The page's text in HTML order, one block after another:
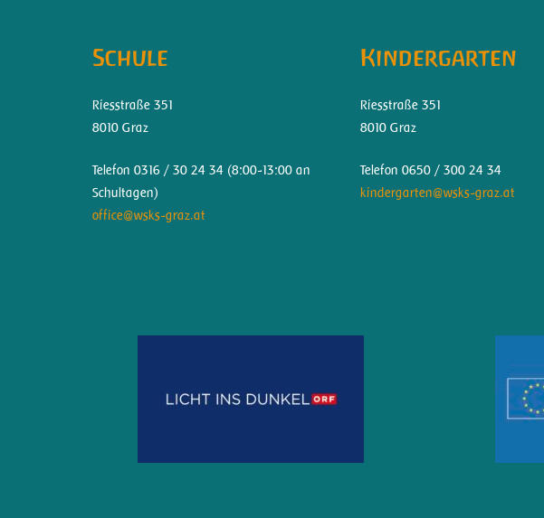
Schule
Riesstraße 351
8010 Graz
Telefon 0316 / 30 24 34 (8:00-13:00 an
Schultagen)
office@wsks-graz.at
Kindergarten
Riesstraße 351
8010 Graz
Telefon 0650 / 300 24 34
kindergarten@wsks-graz.at